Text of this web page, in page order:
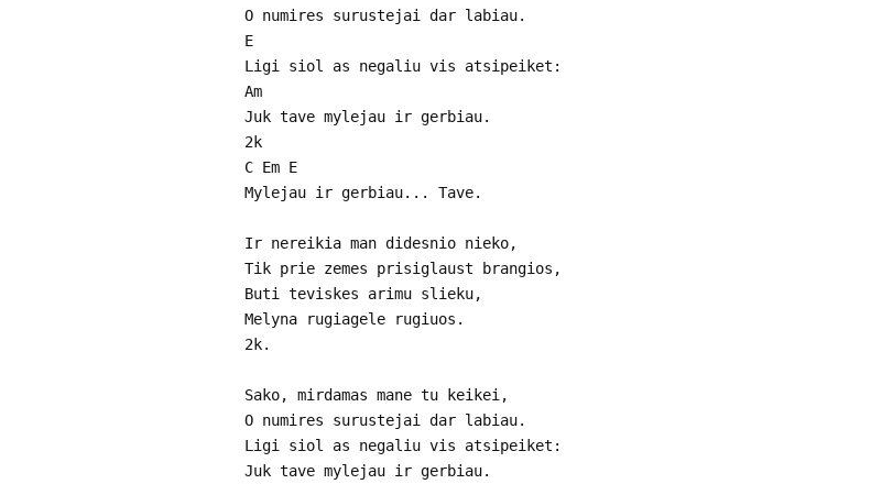
O numires surustejai dar labiau.
E
Ligi siol as negaliu vis atsipeiket:
Am
Juk tave mylejau ir gerbiau.
2k
C Em E
Mylejau ir gerbiau... Tave.
Ir nereikia man didesnio nieko,
Tik prie zemes prisiglaust brangios,
Buti teviskes arimu slieku,
Melyna rugiagele rugiuos.
2k.
Sako, mirdamas mane tu keikei,
O numires surustejai dar labiau.
Ligi siol as negaliu vis atsipeiket:
Juk tave mylejau ir gerbiau.